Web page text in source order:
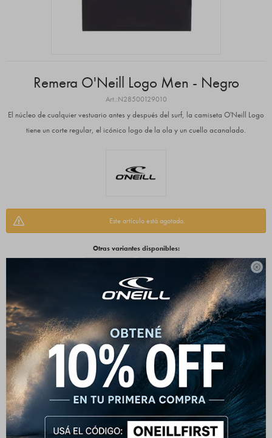

Remera O'Neill Logo Men - Negro
N28500129010
El núcleo de cualquier vestuario antes y después del surf, la camiseta O'Neill Logo
tiene un corte regular, el icónico logo de la ola y un cuello acanalado.
Este artículo está agotado.
Otras variantes disponibles:
Productos que te pueden interesar